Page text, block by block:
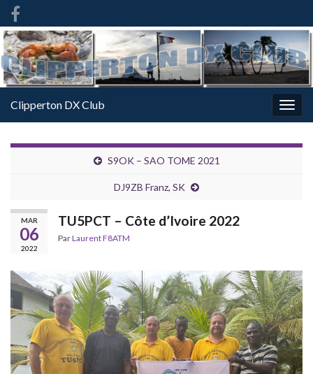
Clipperton DX Club
S9OK – SAO TOME 2021
DJ9ZB Franz, SK
MAR
06
2022
TU5PCT – Côte d’Ivoire 2022
ParLaurent F8ATM